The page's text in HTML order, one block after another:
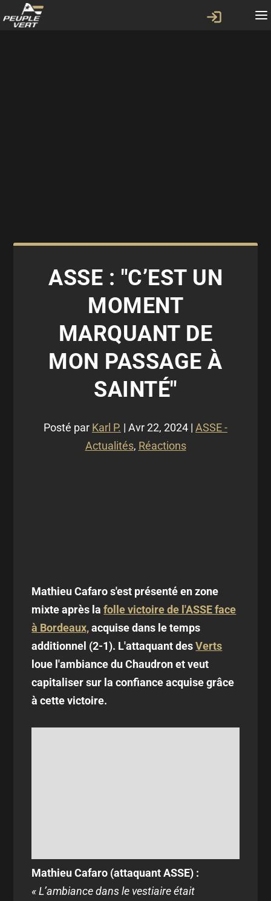
ASSE : "C’EST UN
MOMENT
MARQUANT DE
MON PASSAGE À
SAINTÉ"
Posté par Karl P. | Avr 22, 2024 | ASSE -
Actualités, Réactions
Mathieu Cafaro s'est présenté en zone
mixte après lafolle victoire de l'ASSE face
à Bordeaux,acquise dans le temps
additionnel (2-1). L'attaquant desVerts
loue l'ambiance du Chaudron et veut
capitaliser sur la confiance acquise grâce
à cette victoire.
Mathieu Cafaro (attaquant ASSE) :
« L’ambiance dans le vestiaire était